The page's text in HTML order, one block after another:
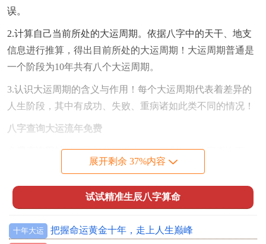
误。
2.计算自己当前所处的大运周期。依据八字中的天干、地支
信息进行推算，得出目前所处的大运周期！大运周期普通是
一个阶段为10年共有八个大运周期。
3.认识大运周期的含义与作用！每个大运周期代表着差异的
人生阶段，其中有成功、失败、重病诸如此类不同的情况！
八字查询大运流年免费
免费查询网站以下是部分可供大家免费利用的八字查询工
1.飞象八字
供详细的八字分析同个人运势预测
展开剩余 37%内容
试试精准生辰八字算命
十年大运 把握命运黄金十年，走上人生巅峰